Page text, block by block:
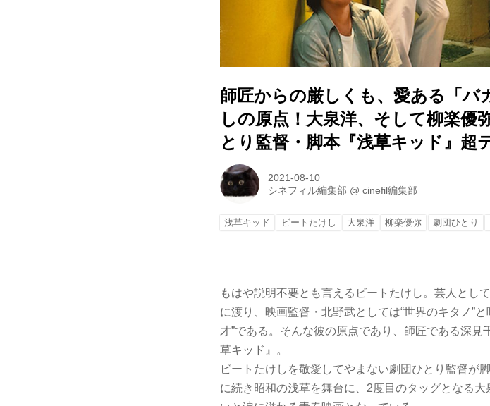
師匠からの厳しくも、愛ある「バ
しの原点！大泉洋、そして柳楽優
とり監督・脚本『浅草キッド』超
2021-08-10
シネフィル編集部 @cinefil編集部
浅草キッド ビートたけし 大泉洋 柳楽優弥 劇団ひとり
もはや説明不要とも言えるビートたけし。芸人とし
に渡り、映画監督・北野武としては“世界のキタノ”
才”である。そんな彼の原点であり、師匠である深
草キッド』。
ビートたけしを敬愛してやまない劇団ひとり監督が
に続き昭和の浅草を舞台に、2度目のタッグとなる